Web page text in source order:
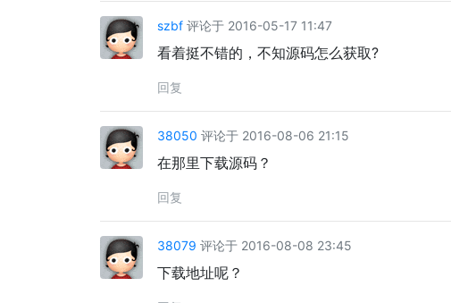
szbf 评论于 2016-05-17 11:47
看着挺不错的，不知源码怎么获取?
回复
38050 评论于 2016-08-06 21:15
在那里下载源码？
回复
38079 评论于 2016-08-08 23:45
下载地址呢？